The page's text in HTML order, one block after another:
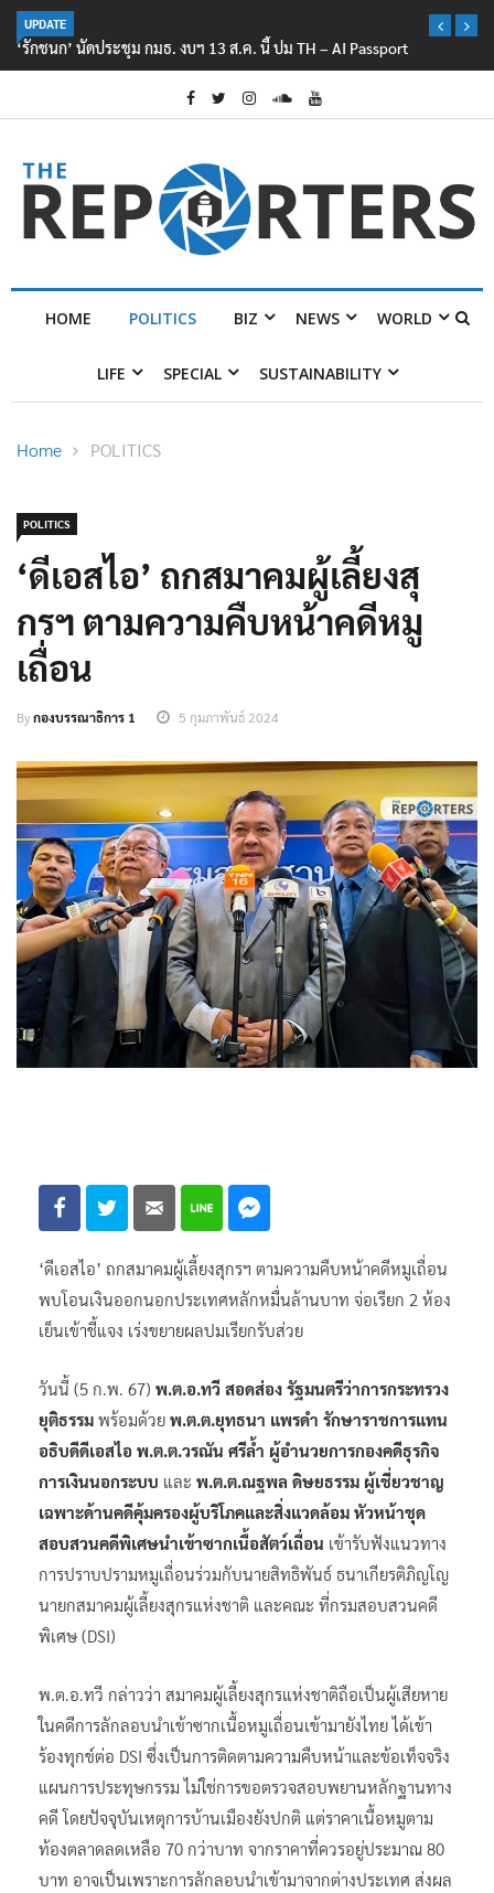
UPDATE
‘รักชนก’ นัดประชุม กมธ. งบฯ 13 ส.ค. นี้ ปม TH – AI Passport
HOME POLITICS BIZ NEWS WORLD
LIFE SPECIAL SUSTAINABILITY
Home POLITICS
POLITICS
‘ดีเอสไอ’ ถกสมาคมผู้เลี้ยงสุ
กรฯ ตามความคืบหน้าคดีหมู
เถื่อน
Byกองบรรณาธิการ 1 5 กุมภาพันธ์ 2024
‘ดีเอสไอ’ ถกสมาคมผู้เลี้ยงสุกรฯ ตามความคืบหน้าคดีหมูเถื่อน
พบโอนเงินออกนอกประเทศหลักหมื่นล้านบาท จ่อเรียก 2 ห้อง
เย็นเข้าชี้แจง เร่งขยายผลปมเรียกรับส่วย
วันนี้ (5 ก.พ. 67) พ.ต.อ.ทวี สอดส่อง รัฐมนตรีว่าการกระทรวง
ยุติธรรม พร้อมด้วย พ.ต.ต.ยุทธนา แพรดำ รักษาราชการแทน
อธิบดีดีเอสไอ พ.ต.ต.วรณัน ศรีล้ำ ผู้อำนวยการกองคดีธุรกิจ
การเงินนอกระบบ และ พ.ต.ต.ณฐพล ดิษยธรรม ผู้เชี่ยวชาญ
เฉพาะด้านคดีคุ้มครองผู้บริโภคและสิ่งแวดล้อม หัวหน้าชุด
สอบสวนคดีพิเศษนำเข้าซากเนื้อสัตว์เถื่อน เข้ารับฟังแนวทาง
การปราบปรามหมูเถื่อนร่วมกับนายสิทธิพันธ์ ธนาเกียรติภิญโญ
นายกสมาคมผู้เลี้ยงสุกรแห่งชาติ และคณะ ที่กรมสอบสวนคดี
พิเศษ (DSI)
พ.ต.อ.ทวี กล่าวว่า สมาคมผู้เลี้ยงสุกรแห่งชาติถือเป็นผู้เสียหาย
ในคดีการลักลอบนำเข้าซากเนื้อหมูเถื่อนเข้ามายังไทย ได้เข้า
ร้องทุกข์ต่อ DSI ซึ่งเป็นการติดตามความคืบหน้าและข้อเท็จจริง
แผนการประทุษกรรม ไม่ใช่การขอตรวจสอบพยานหลักฐานทาง
คดี โดยปัจจุบันเหตุการบ้านเมืองยังปกติ แต่ราคาเนื้อหมูตาม
ท้องตลาดลดเหลือ 70 กว่าบาท จากราคาที่ควรอยู่ประมาณ 80
บาท อาจเป็นเพราะการลักลอบนำเข้ามาจากต่างประเทศ ส่งผล